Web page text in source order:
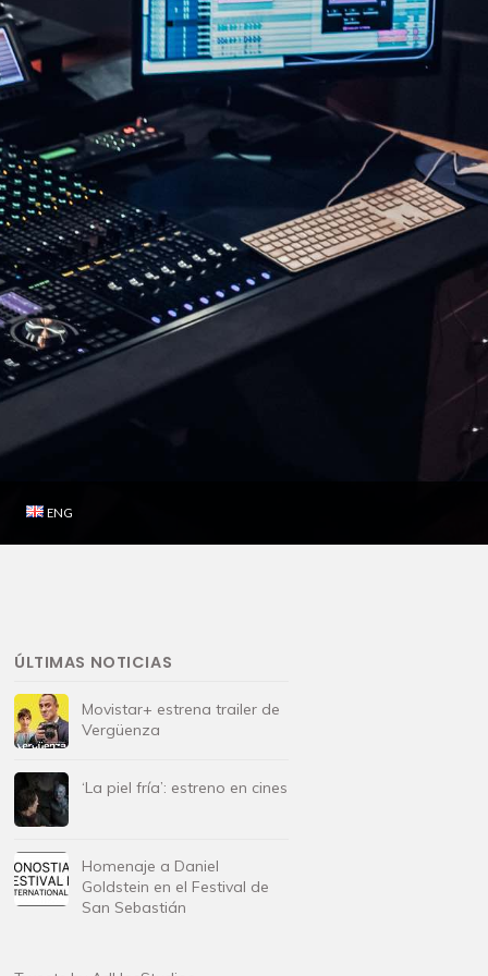
ENG
ÚLTIMAS NOTICIAS
Movistar+ estrena trailer de
Vergüenza
‘La piel fría’: estreno en cines
Homenaje a Daniel
Goldstein en el Festival de
San Sebastián